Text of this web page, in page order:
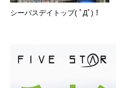
シーバスデイトップ( ﾟДﾟ)！